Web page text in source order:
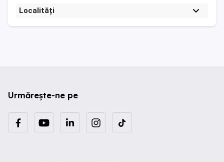
Localități
Urmărește-ne pe